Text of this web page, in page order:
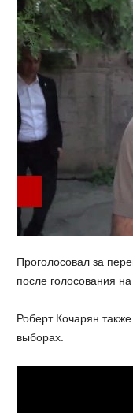
Проголосовал за
после голосования
Роберт Кочарян
выборах.